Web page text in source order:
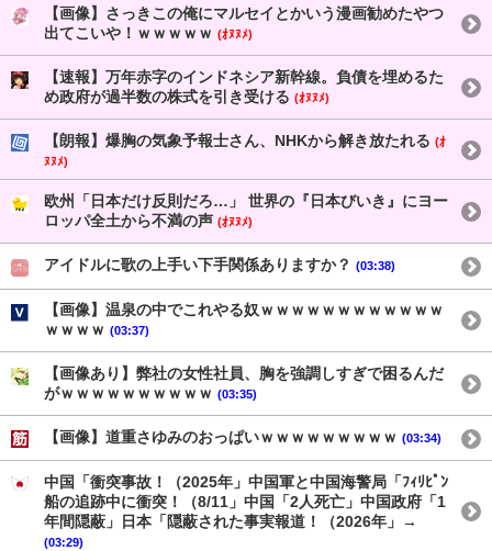
【画像】さっきこの俺にマルセイとかいう漫画勧めたやつ
出てこいや！ｗｗｗｗｗ (ｵﾇﾇﾒ)
【速報】万年赤字のインドネシア新幹線。負債を埋めるた
め政府が過半数の株式を引き受ける (ｵﾇﾇﾒ)
【朗報】爆胸の気象予報士さん、NHKから解き放たれる (ｵ
ﾇﾇﾒ)
欧州「日本だけ反則だろ…」 世界の『日本びいき』にヨー
ロッパ全土から不満の声 (ｵﾇﾇﾒ)
アイドルに歌の上手い下手関係ありますか？ (03:38)
【画像】温泉の中でこれやる奴ｗｗｗｗｗｗｗｗｗｗｗｗ
ｗｗｗｗ (03:37)
【画像あり】弊社の女性社員、胸を強調しすぎで困るんだ
がｗｗｗｗｗｗｗｗｗｗ (03:35)
【画像】道重さゆみのおっぱいｗｗｗｗｗｗｗｗｗ (03:34)
中国「衝突事故！（2025年」中国軍と中国海警局「ﾌｨﾘﾋﾟﾝ
船の追跡中に衝突！（8/11」中国「2人死亡」中国政府「1
年間隠蔽」日本「隠蔽された事実報道！（2026年」→
(03:29)